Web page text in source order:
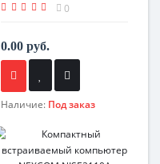
0
0.00 руб.
Наличие: Под заказ